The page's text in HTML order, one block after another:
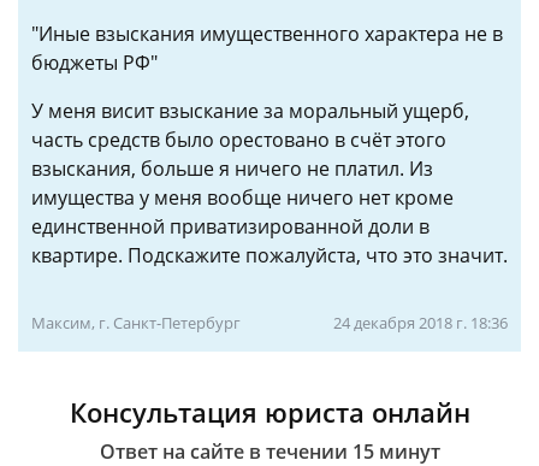
"Иные взыскания имущественного характера не в
бюджеты РФ"
У меня висит взыскание за моральный ущерб,
часть средств было орестовано в счёт этого
взыскания, больше я ничего не платил. Из
имущества у меня вообще ничего нет кроме
единственной приватизированной доли в
квартире. Подскажите пожалуйста, что это значит.
Максим, г. Санкт-Петербург 24 декабря 2018 г. 18:36
Консультация юриста онлайн
Ответ на сайте в течении 15 минут